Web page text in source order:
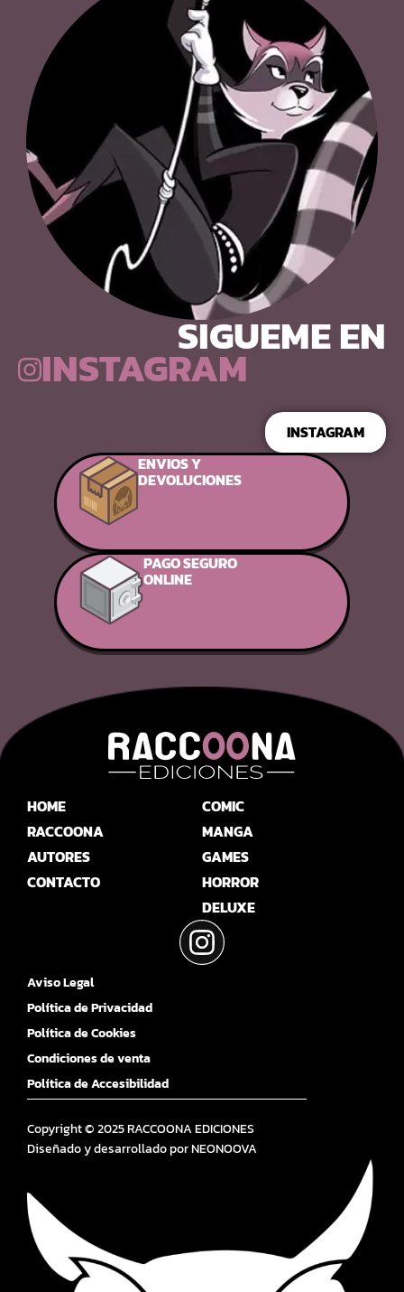
SIGUEME EN
INSTAGRAM
INSTAGRAM
ENVIOS Y
DEVOLUCIONES
PAGO SEGURO
ONLINE
HOME
RACCOONA
AUTORES
CONTACTO
COMIC
MANGA
GAMES
HORROR
DELUXE
Aviso Legal
Política de Privacidad
Política de Cookies
Condiciones de venta
Política de Accesibilidad
Copyright © 2025 RACCOONA EDICIONES
Diseñado y desarrollado porNEONOOVA